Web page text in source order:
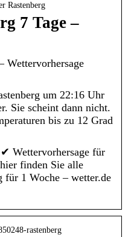
Rastenberg
7 Tage –
Wettervorhersage
um 22:16 Uhr
Sie scheint dann nicht.
bis zu 12 Grad
Wettervorhersage für
finden Sie alle
für 1 Woche – wetter.de
rastenberg